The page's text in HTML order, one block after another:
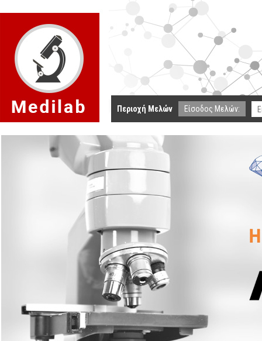
Περιοχή Μελών Είσοδος Μελών: